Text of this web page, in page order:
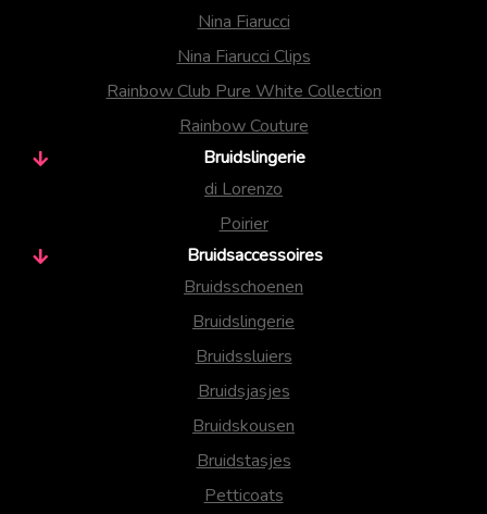
Nina Fiarucci
Nina Fiarucci Clips
Rainbow Club Pure White Collection
Rainbow Couture
Bruidslingerie
di Lorenzo
Poirier
Bruidsaccessoires
Bruidsschoenen
Bruidslingerie
Bruidssluiers
Bruidsjasjes
Bruidskousen
Bruidstasjes
Petticoats